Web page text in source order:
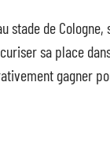
stade de
sa place
gagner